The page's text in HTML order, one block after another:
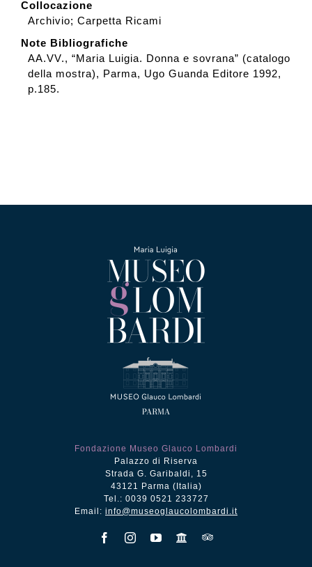
Collocazione
Archivio; Carpetta Ricami
Note Bibliografiche
AA.VV., “Maria Luigia. Donna e sovrana” (catalogo
della mostra), Parma, Ugo Guanda Editore 1992,
p.185.
Fondazione Museo Glauco Lombardi
Palazzo di Riserva
Strada G. Garibaldi, 15
43121 Parma (Italia)
Tel.: 0039 0521 233727
Email: info@museoglaucolombardi.it